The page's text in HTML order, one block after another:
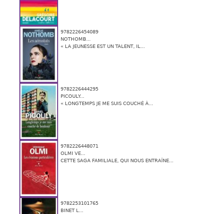
9782226454089
NOTHOMB...
« LA JEUNESSE EST UN TALENT, IL...
9782226444295
PICOULY...
« LONGTEMPS JE ME SUIS COUCHÉ À...
9782226448071
OLMI VE...
CETTE SAGA FAMILIALE, QUI NOUS ENTRAÎNE...
9782253101765
BINET L...